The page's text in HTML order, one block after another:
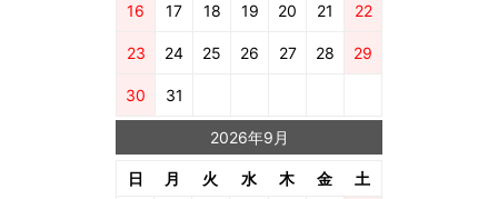
16 17 18 19 20 21 22
23 24 25 26 27 28 29
30 31
2026年9月
日 月 火 水 木 金 土